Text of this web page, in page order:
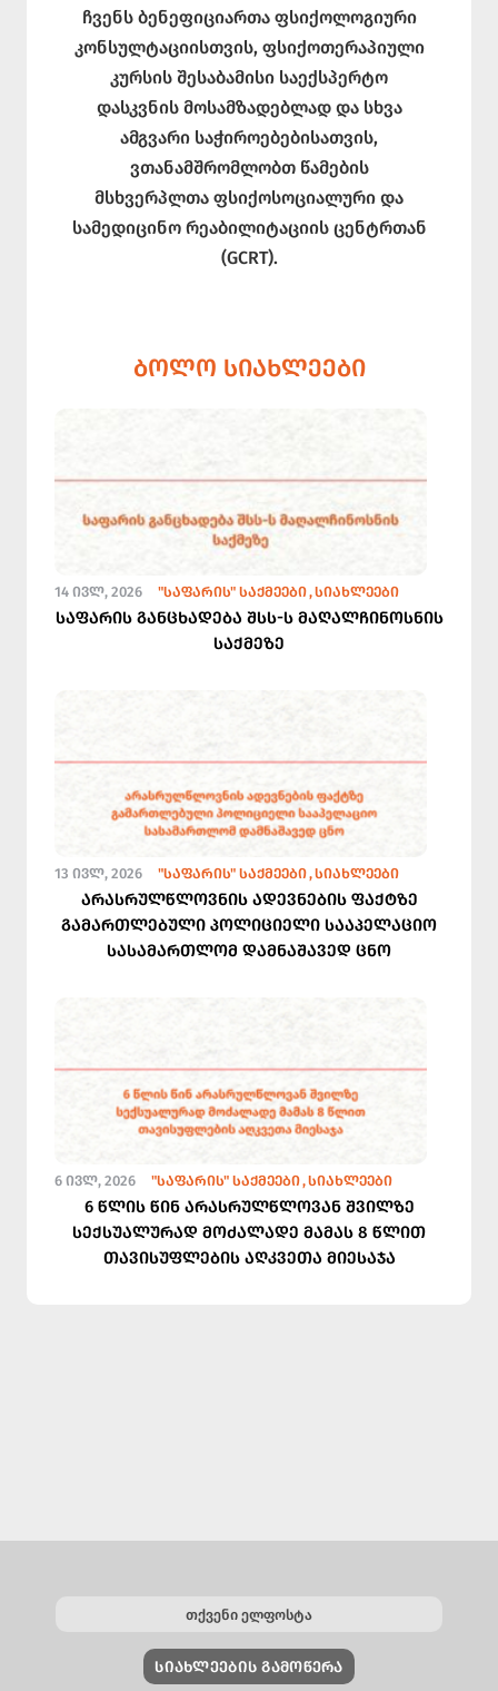
ჩვენს ბენეფიციართა ფსიქოლოგიური
კონსულტაციისთვის, ფსიქოთერაპიული
კურსის შესაბამისი საექსპერტო
დასკვნის მოსამზადებლად და სხვა
ამგვარი საჭიროებებისათვის,
ვთანამშრომლობთ წამების
მსხვერპლთა ფსიქოსოციალური და
სამედიცინო რეაბილიტაციის ცენტრთან
(GCRT).
ᲑᲝᲚᲝ ᲡᲘᲐᲮᲚᲔᲔᲑᲘ
14 ᲘᲕᲚ, 2026 "ᲡᲐᲤᲐᲠᲘᲡ" ᲡᲐᲥᲛᲔᲔᲑᲘ ᲡᲘᲐᲮᲚᲔᲔᲑᲘ
საფარის განცხადება შსს-ს მაღალჩინოსნის
საქმეზე
13 ᲘᲕᲚ, 2026 "ᲡᲐᲤᲐᲠᲘᲡ" ᲡᲐᲥᲛᲔᲔᲑᲘ ᲡᲘᲐᲮᲚᲔᲔᲑᲘ
არასრულწლოვნის ადევნების ფაქტზე
გამართლებული პოლიციელი სააპელაციო
სასამართლომ დამნაშავედ ცნო
6 ᲘᲕᲚ, 2026 "ᲡᲐᲤᲐᲠᲘᲡ" ᲡᲐᲥᲛᲔᲔᲑᲘ ᲡᲘᲐᲮᲚᲔᲔᲑᲘ
6 წლის წინ არასრულწლოვან შვილზე
სექსუალურად მოძალადე მამას 8 წლით
თავისუფლების აღკვეთა მიესაჯა
ᲡᲘᲐᲮᲚᲔᲔᲑᲘᲡ ᲒᲐᲛᲝᲬᲔᲠᲐ